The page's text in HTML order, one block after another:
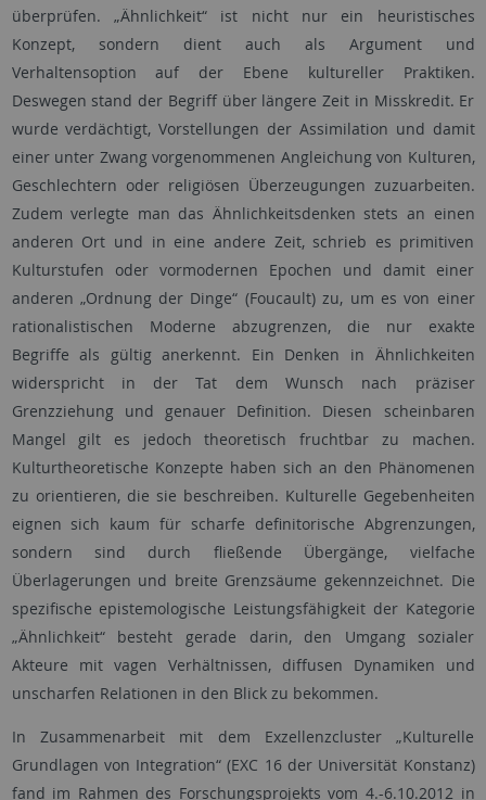
überprüfen. „Ähnlichkeit“ ist nicht nur ein heuristisches
Konzept, sondern dient auch als Argument und
Verhaltensoption auf der Ebene kultureller Praktiken.
Deswegen stand der Begriff über längere Zeit in Misskredit. Er
wurde verdächtigt, Vorstellungen der Assimilation und damit
einer unter Zwang vorgenommenen Angleichung von Kulturen,
Geschlechtern oder religiösen Überzeugungen zuzuarbeiten.
Zudem verlegte man das Ähnlichkeitsdenken stets an einen
anderen Ort und in eine andere Zeit, schrieb es primitiven
Kulturstufen oder vormodernen Epochen und damit einer
anderen „Ordnung der Dinge“ (Foucault) zu, um es von einer
rationalistischen Moderne abzugrenzen, die nur exakte
Begriffe als gültig anerkennt. Ein Denken in Ähnlichkeiten
widerspricht in der Tat dem Wunsch nach präziser
Grenzziehung und genauer Definition. Diesen scheinbaren
Mangel gilt es jedoch theoretisch fruchtbar zu machen.
Kulturtheoretische Konzepte haben sich an den Phänomenen
zu orientieren, die sie beschreiben. Kulturelle Gegebenheiten
eignen sich kaum für scharfe definitorische Abgrenzungen,
sondern sind durch fließende Übergänge, vielfache
Überlagerungen und breite Grenzsäume gekennzeichnet. Die
spezifische epistemologische Leistungsfähigkeit der Kategorie
„Ähnlichkeit“ besteht gerade darin, den Umgang sozialer
Akteure mit vagen Verhältnissen, diffusen Dynamiken und
unscharfen Relationen in den Blick zu bekommen.
In Zusammenarbeit mit dem Exzellenzcluster „Kulturelle
Grundlagen von Integration“ (EXC 16 der Universität Konstanz)
fand im Rahmen des Forschungsprojekts vom 4.-6.10.2012 in